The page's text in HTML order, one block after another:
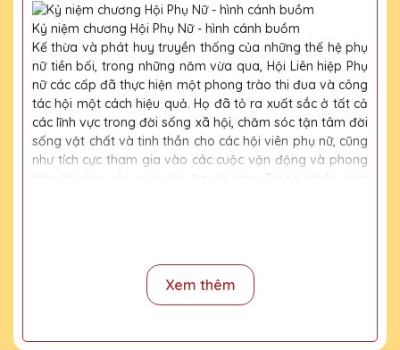
Kỷ niệm chương Hội Phụ Nữ - hình cánh buồm
Kế thừa và phát huy truyền thống của những thế hệ phụ
nữ tiền bối, trong những năm vừa qua, Hội Liên hiệp Phụ
nữ các cấp đã thực hiện một phong trào thi đua và công
tác hội một cách hiệu quả. Họ đã tỏ ra xuất sắc ở tất cả
các lĩnh vực trong đời sống xã hội, chăm sóc tận tâm đời
sống vật chất và tinh thần cho các hội viên phụ nữ, cũng
như tích cực tham gia vào các cuộc vận động và phong
trào thi đua yêu nước tại địa phương. Trong nhiều năm
Xem thêm